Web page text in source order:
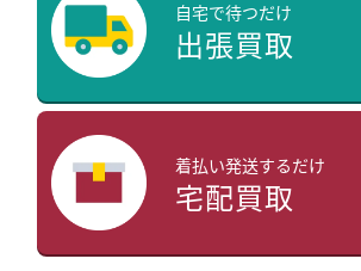
自宅で待つだけ
出張買取
着払い発送するだけ
宅配買取